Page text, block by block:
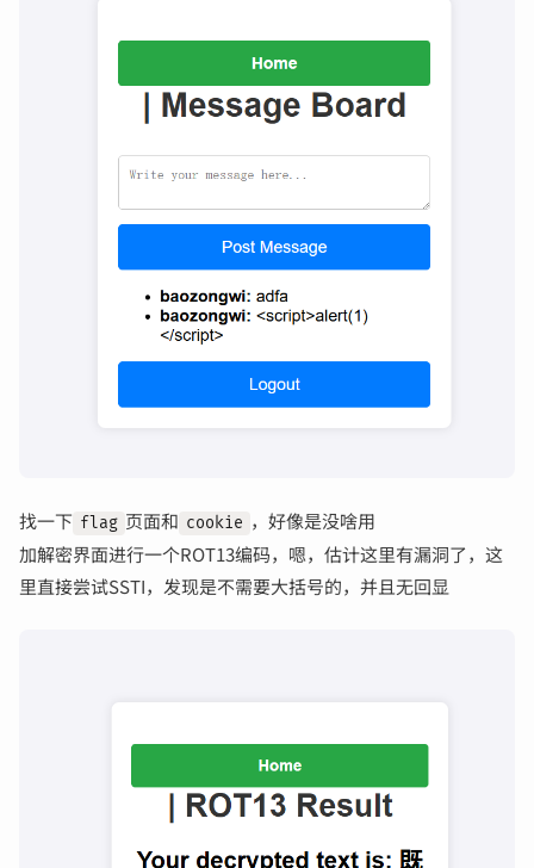
找一下 flag 页面和 cookie ，好像是没啥用
加解密界面进行一个ROT13编码，嗯，估计这里有漏洞了，这
里直接尝试SSTI，发现是不需要大括号的，并且无回显